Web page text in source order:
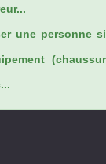
une personne